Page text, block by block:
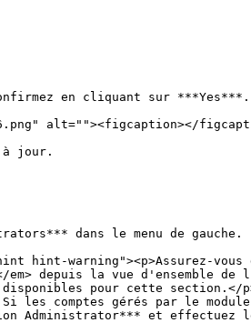
en cliquant sur ***Yes***.
à jour.
dans le menu de gauche.
em> depuis la vue
pour cette section.</
comptes gérés par le module
Administrator*** et effectuez